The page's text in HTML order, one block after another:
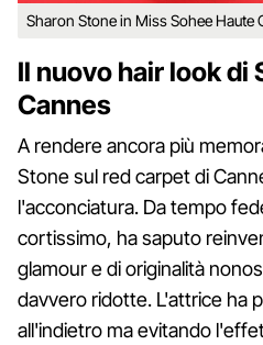
Sharon Stone in Miss Sohee Haute
Il nuovo hair look di
Cannes
A rendere ancora più
Stone sul red carpet di
l'acconciatura. Da tempo
cortissimo, ha saputo
glamour e di originalità
davvero ridotte. L'attrice ha
all'indietro ma evitando